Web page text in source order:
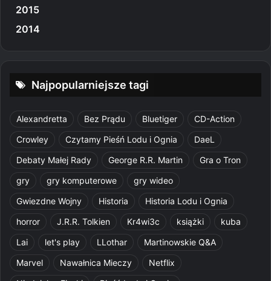
2015
2014
Najpopularniejsze tagi
Alexandretta Bez Prądu Bluetiger
CD-Action
Crowley
Czytamy Pieśń Lodu i Ognia
DaeL
Debaty Małej Rady
George R.R. Martin
Gra o Tron
gry
gry komputerowe
gry wideo
Gwiezdne Wojny
Historia
Historia Lodu i Ognia
horror
J.R.R. Tolkien Kr4wi3c książki
kuba
Lai
let's play LLothar
Martinowskie Q&A
Marvel
Nawałnica Mieczy
Netflix